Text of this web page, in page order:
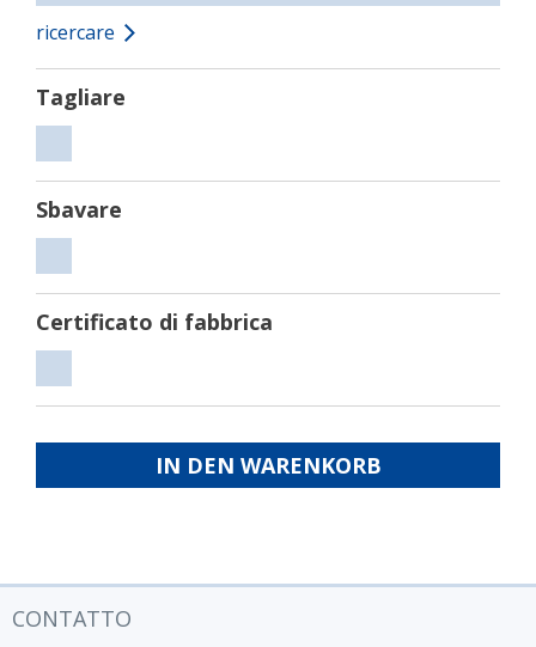
ricercare
Tagliare
Sbavare
Certificato di fabbrica
di
fabbrica
IN DEN WARENKORB
CONTATTO